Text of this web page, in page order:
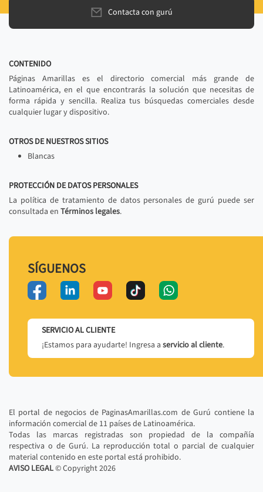
Contacta con gurú
CONTENIDO
Páginas Amarillas es el directorio comercial más grande de
Latinoamérica, en el que encontrarás la solución que necesitas de
forma rápida y sencilla. Realiza tus búsquedas comerciales desde
cualquier lugar y dispositivo.
OTROS DE NUESTROS SITIOS
Blancas
PROTECCIÓN DE DATOS PERSONALES
La política de tratamiento de datos personales de gurú puede ser
consultada en Términos legales.
SÍGUENOS
SERVICIO AL CLIENTE
¡Estamos para ayudarte! Ingresa a servicio al cliente.
El portal de negocios de PaginasAmarillas.com de Gurú contiene la
información comercial de 11 países de Latinoamérica.
Todas las marcas registradas son propiedad de la compañía
respectiva o de Gurú. La reproducción total o parcial de cualquier
material contenido en este portal está prohibido.
AVISO LEGAL© Copyright2026